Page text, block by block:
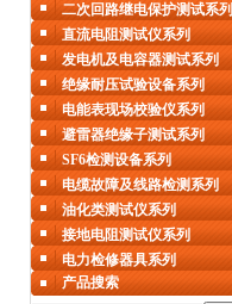
二次回路继电保护测试系列
直流电阻测试仪系列
发电机及电容器测试系列
绝缘耐压试验设备系列
电能表现场校验仪系列
避雷器绝缘子测试系列
SF6检测设备系列
电缆故障及线路检测系列
油化类测试仪系列
接地电阻测试仪系列
电力检修器具系列
产品搜索